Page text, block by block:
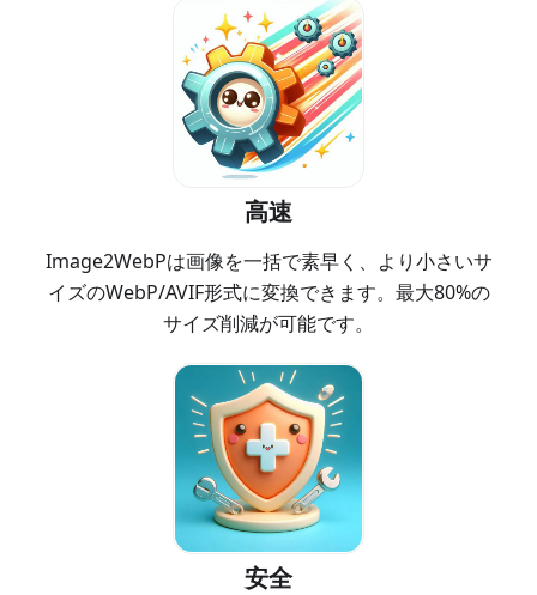
高速
Image2WebPは画像を一括で素早く、より小さいサ
イズのWebP/AVIF形式に変換できます。最大80%の
サイズ削減が可能です。
安全